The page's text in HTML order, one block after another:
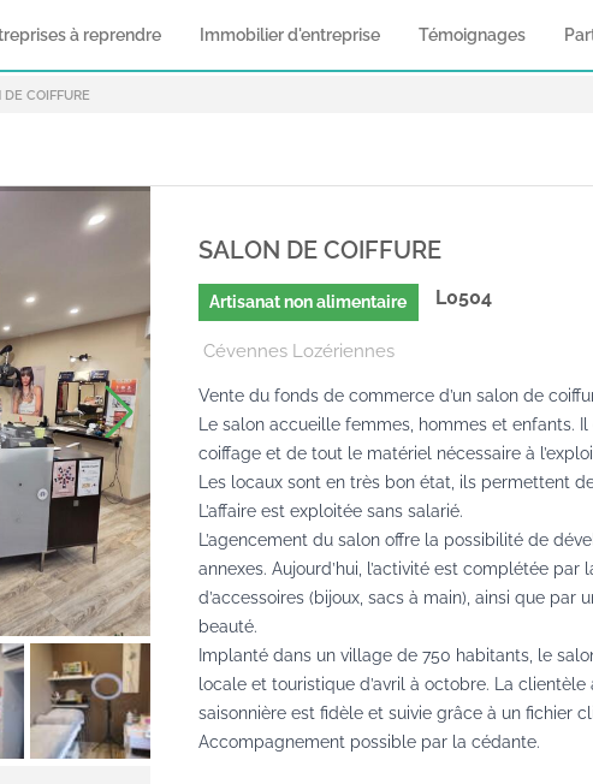
à reprendre Immobilier d'entreprise Témoignages
DE COIFFURE
SALON DE COIFFURE
Artisanat non alimentaire L0504
Cévennes Lozériennes
Vente du fonds de commerce d’un salon de
Le salon accueille femmes, hommes et enfants.
coiffage et de tout le matériel nécessaire à
Les locaux sont en très bon état, ils permettent
L’affaire est exploitée sans salarié.
L’agencement du salon offre la possibilité de
annexes. Aujourd’hui, l’activité est complétée
d’accessoires (bijoux, sacs à main), ainsi que par
beauté.
Implanté dans un village de 750 habitants, le
locale et touristique d’avril à octobre. La
saisonnière est fidèle et suivie grâce à un fichier
Accompagnement possible par la cédante.